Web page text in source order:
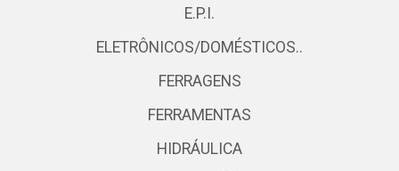
E.P.I.
ELETRÔNICOS/DOMÉSTICOS..
FERRAGENS
FERRAMENTAS
HIDRÁULICA